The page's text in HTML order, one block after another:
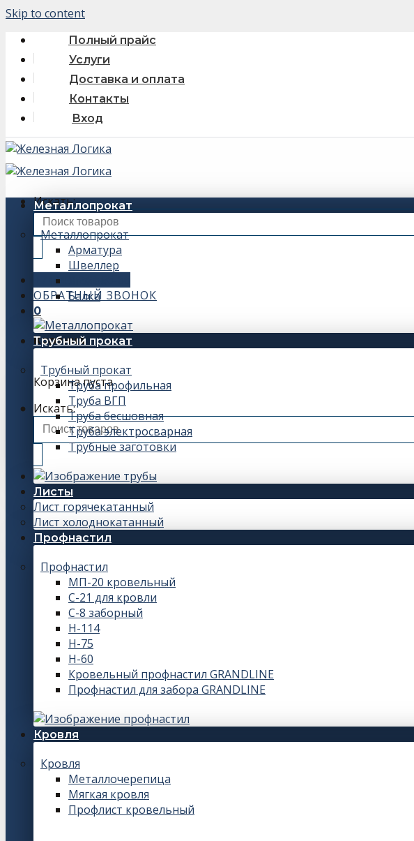
Skip to content
Полный прайс
Услуги
Доставка и оплата
Контакты
Вход
Искать:
+7 (343) 243-56-66
ОБРАТНЫЙ ЗВОНОК
0
Корзина
Корзина пуста.
Искать:
Металлопрокат
Металлопрокат
Арматура
Швеллер
Балка
Трубный прокат
Трубный прокат
Труба профильная
Труба ВГП
Труба бесшовная
Труба электросварная
Трубные заготовки
Листы
Лист горячекатанный
Лист холоднокатанный
Профнастил
Профнастил
МП-20 кровельный
С-21 для кровли
С-8 заборный
Н-114
Н-75
Н-60
Кровельный профнастил GRANDLINE
Профнастил для забора GRANDLINE
Кровля
Кровля
Металлочерепица
Мягкая кровля
Профлист кровельный